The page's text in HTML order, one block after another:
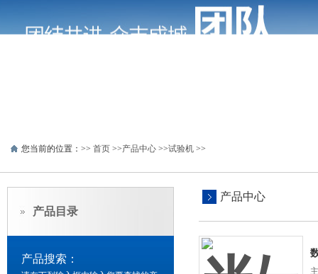
您当前的位置：>> 首页 >>产品中心 >>试验机 >>
产品目录
产品搜索：
产品中心